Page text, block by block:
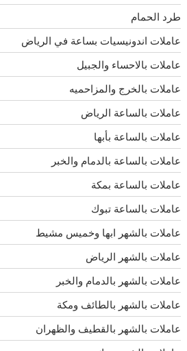
طرد الحمام
عاملات اندونيسيات بساعة في الرياض
عاملات بالاحساء والجبيل
عاملات بالخرج والمزاحميه
عاملات بالساعة الرياض
عاملات بالساعة بأبها
عاملات بالساعة بالدمام والخبر
عاملات بالساعة بمكة
عاملات بالساعة تبوك
عاملات بالشهر ابها وخميس مشيط
عاملات بالشهر الرياض
عاملات بالشهر بالدمام والخبر
عاملات بالشهر بالطائف ومكة
عاملات بالشهر بالقطيف والظهران